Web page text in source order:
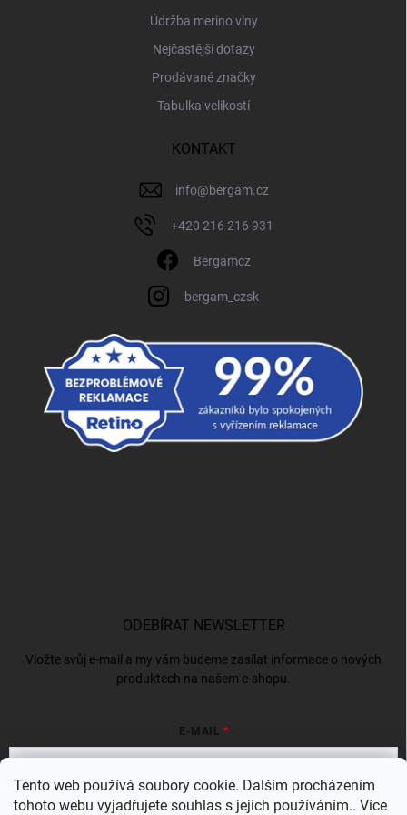
Tento web používá soubory cookie. Dalším procházením
tohoto webu vyjadřujete souhlas s jejich používáním.. Více
Údržba merino vlny
Nejčastější dotazy
Prodávané značky
Tabulka velikostí
KONTAKT
info@bergam.cz
+420 216 216 931
Bergamcz
bergam_czsk
ODEBÍRAT NEWSLETTER
Vložte svůj e-mail a my vám budeme zasílat informace o nových
produktech na našem e-shopu.
E-MAIL